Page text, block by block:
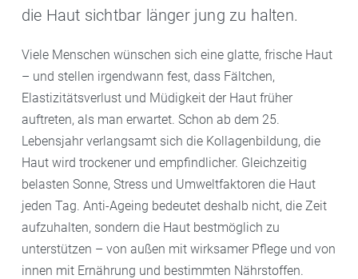
die Haut sichtbar länger jung zu halten.
Viele Menschen wünschen sich eine glatte, frische Haut
– und stellen irgendwann fest, dass Fältchen,
Elastizitätsverlust und Müdigkeit der Haut früher
auftreten, als man erwartet. Schon ab dem 25.
Lebensjahr verlangsamt sich die Kollagenbildung, die
Haut wird trockener und empfindlicher. Gleichzeitig
belasten Sonne, Stress und Umweltfaktoren die Haut
jeden Tag. Anti-Ageing bedeutet deshalb nicht, die Zeit
aufzuhalten, sondern die Haut bestmöglich zu
unterstützen – von außen mit wirksamer Pflege und von
innen mit Ernährung und bestimmten Nährstoffen.